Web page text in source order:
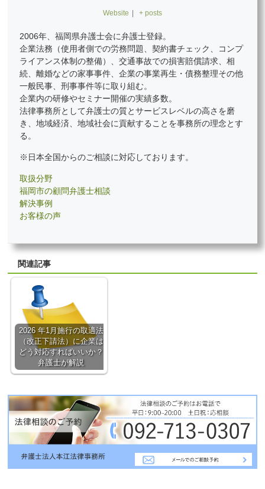
Website | + posts
2006年、福岡県弁護士会に弁護士登録。
企業法務（使用者側での労務問題、契約書チェック、コンプ
ライアンス体制の整備）、交通事故での損害賠償請求、相
続、離婚などの家事事件、企業の事業再生・債務整理その他
一般民事、刑事事件等に取り組む。
企業内の研修やセミナー開催の実績多数。
法律事務所として弁護士の質とサービスレベルの高さを磨
き、地域経済、地域社会に貢献することを事務所の理念とす
る。
※日本全国からのご相談に対応しております。
取扱分野
福岡市の顧問弁護士相談
解決事例
お客様の声
関連記事
2026 年1月施行の取適法
（改正下請法）に企業は
どう対応すればいいか？
弁護士が解説